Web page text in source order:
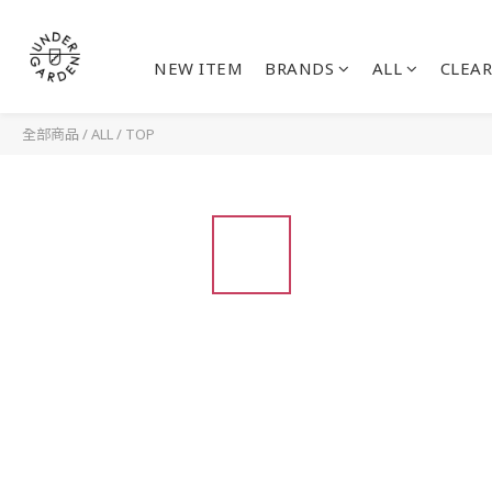
NEW ITEM BRANDS ALL
全部商品 /ALL/ TOP